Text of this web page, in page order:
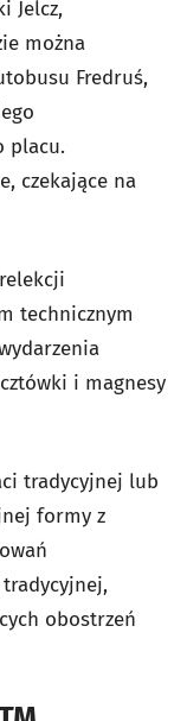
Jelcz,
można
Fredruś,
placu.
czekające na
technicznym
i magnesy
tradycyjnej lub
formy z
obostrzeń